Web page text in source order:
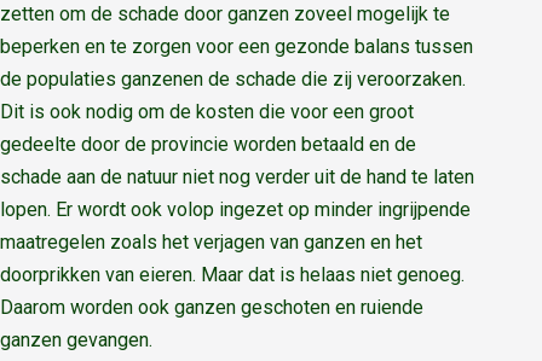
zetten om de schade door ganzen zoveel mogelijk te
beperken en te zorgen voor een gezonde balans tussen
de populaties ganzenen de schade die zij veroorzaken.
Dit is ook nodig om de kosten die voor een groot
gedeelte door de provincie worden betaald en de
schade aan de natuur niet nog verder uit de hand te laten
lopen. Er wordt ook volop ingezet op minder ingrijpende
maatregelen zoals het verjagen van ganzen en het
doorprikken van eieren. Maar dat is helaas niet genoeg.
Daarom worden ook ganzen geschoten en ruiende
ganzen gevangen.